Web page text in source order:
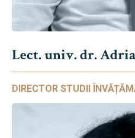
Lect. univ. dr.
DIRECTOR STUDII